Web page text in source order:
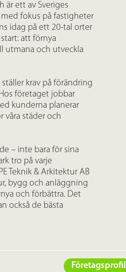
är ett av Sveriges
fokus på fastigheter
idag på ett 20-tal orter
att förnya
utmana och utveckla
krav på förändring
företaget jobbar
kunderna planerar
våra städer och
– inte bara för sina
tro på varje
Teknik & Arkitektur AB
bygg och anläggning
och förbättra. Det
också de bästa
Företagsprofil